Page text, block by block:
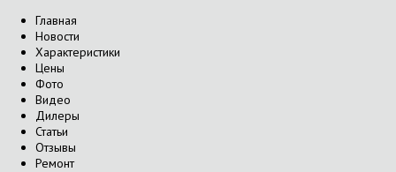
Главная
Новости
Характеристики
Цены
Фото
Видео
Дилеры
Статьи
Отзывы
Ремонт